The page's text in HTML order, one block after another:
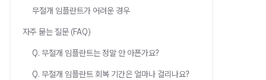
무절개 임플란트가 어려운 경우
자주 묻는 질문 (FAQ)
Q. 무절개 임플란트는 정말 안 아픈가요?
Q. 무절개 임플란트 회복 기간은 얼마나 걸리나요?